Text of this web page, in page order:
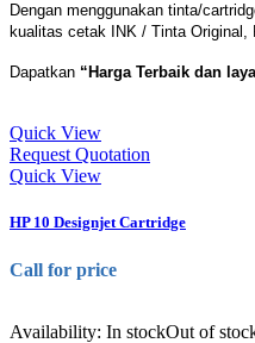
Dengan menggunakan tinta/
kualitas cetak INK / Tinta Original,
Dapatkan “Harga Terbaik dan
Quick View
Request Quotation
Quick View
HP 10 Designjet Cartridge
Call for price
Availability: In stockOut of